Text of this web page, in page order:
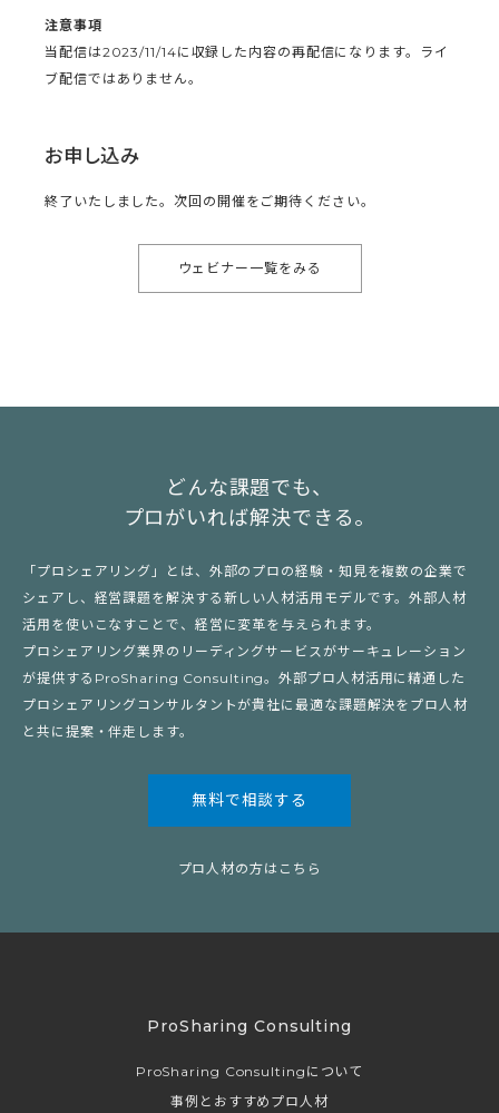
注意事項
当配信は2023/11/14に収録した内容の再配信になります。ライ
ブ配信ではありません。
お申し込み
終了いたしました。次回の開催をご期待ください。
ウェビナー一覧をみる
どんな課題でも、
プロがいれば解決できる。
「プロシェアリング」とは、外部のプロの経験・知見を複数の企業で
シェアし、経営課題を解決する新しい人材活用モデルです。外部人材
活用を使いこなすことで、経営に変革を与えられます。
プロシェアリング業界のリーディングサービスがサーキュレーション
が提供するProSharing Consulting。外部プロ人材活用に精通した
プロシェアリングコンサルタントが貴社に最適な課題解決をプロ人材
と共に提案・伴走します。
無料で相談する
プロ人材の方はこちら
ProSharing Consulting
ProSharing Consultingについて
事例とおすすめプロ人材